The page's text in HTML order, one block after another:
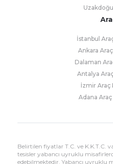
İstanbul
Ankara
Dalaman
Antalya
İzmir Araç
Adana
Belirtilen fiyatlar T.C. ve K.K.T.C.
tesisler yabancı uyruklu
edebilmektedir. Yabancı uyruklu